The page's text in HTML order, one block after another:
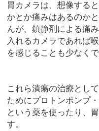
胃カメラは、想像する
かとか痛みはあるのか
んが、鎮静剤による痛
入れるカメラであれば
を感じることも少なくで
これら潰瘍の治療とし
ためにプロトンポンプ
という薬を使ったり、
す。